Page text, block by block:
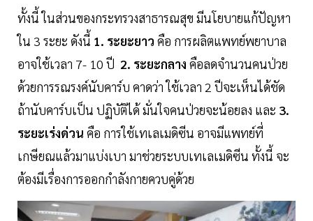
ทั้งนี้ ในส่วนของกระทรวงสาธารณสุข มีนโยบายแก้ปัญหา
ใน 3 ระยะ ดังนี้ 1. ระยะยาว คือ การผลิตแพทย์พยาบาล
อาจใช้เวลา 7- 10 ปี 2. ระยะกลาง คือลดจำนวนคนป่วย
ด้วยการรณรงค์นับคาร์บ คาดว่า ใช้เวลา 2 ปีจะเห็นได้ชัด
ถ้านับคาร์บเป็น ปฏิบัติได้ มั่นใจคนป่วยจะน้อยลง และ 3.
ระยะเร่งด่วน คือ การใช้เทเลเมดิซีน อาจมีแพทย์ที่
เกษียณแล้วมาแบ่งเบา มาช่วยระบบเทเลเมดิซีน ทั้งนี้ จะ
ต้องมีเรื่องการออกกำลังกายควบคู่ด้วย